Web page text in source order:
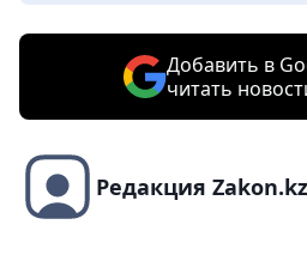
Добавить в
читать
Редакция Zakon.kz